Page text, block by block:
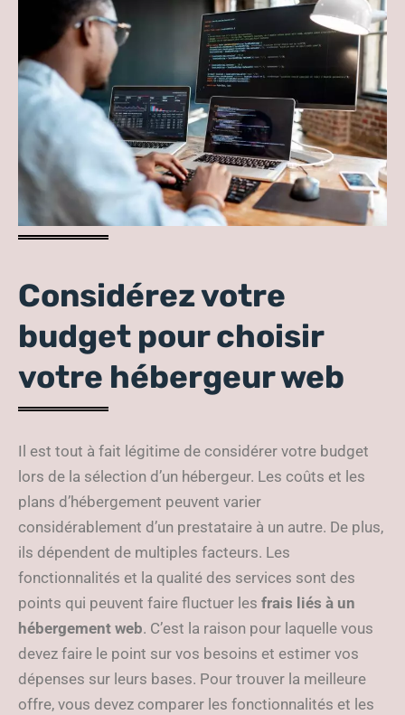
Considérez votre
budget pour choisir
votre hébergeur web
Il est tout à fait légitime de considérer votre budget
lors de la sélection d’un hébergeur. Les coûts et les
plans d’hébergement peuvent varier
considérablement d’un prestataire à un autre. De plus,
ils dépendent de multiples facteurs. Les
fonctionnalités et la qualité des services sont des
points qui peuvent faire fluctuer les frais liés à un
hébergement web. C’est la raison pour laquelle vous
devez faire le point sur vos besoins et estimer vos
dépenses sur leurs bases. Pour trouver la meilleure
offre, vous devez comparer les fonctionnalités et les